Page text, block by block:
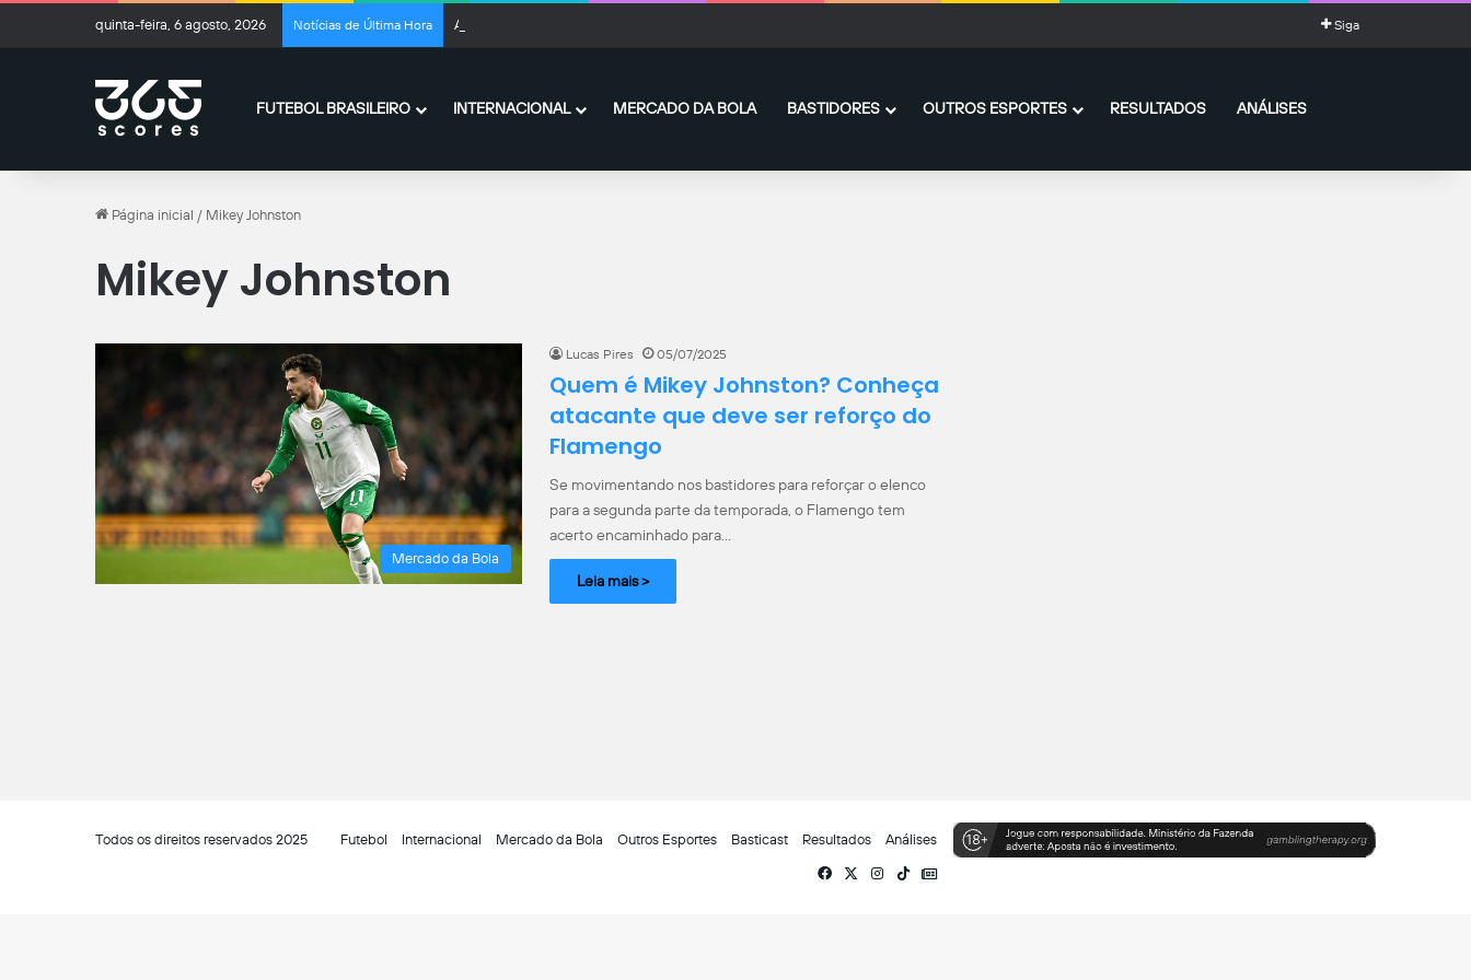
quinta-feira, 6 agosto, 2026 Notícias de Última Hora Após 16 anos no vôlei de praia, Murilo Toscano constrói carreira na nutrição esportiva Siga
FUTEBOL BRASILEIRO INTERNACIONAL MERCADO DA BOLA BASTIDORES OUTROS ESPORTES RESULTADOS ANÁLISES
Página inicial / Mikey Johnston
Mikey Johnston
Mercado da Bola
Lucas Pires 05/07/2025
Quem é Mikey Johnston? Conheça
atacante que deve ser reforço do
Flamengo
Se movimentando nos bastidores para reforçar o elenco
para a segunda parte da temporada, o Flamengo tem
acerto encaminhado para…
Leia mais >
Todos os direitos reservados 2025 Futebol Internacional Mercado da Bola Outros Esportes Basticast Resultados
Análises
Facebook
X Instagram
TikTokSiga-